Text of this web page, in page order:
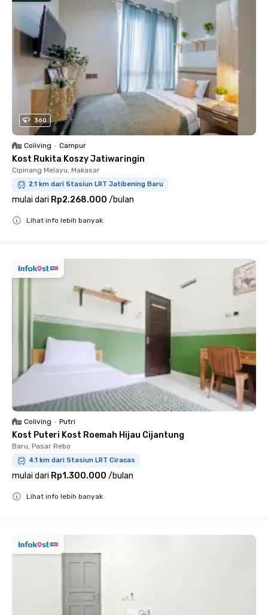
360
Coliving • Campur
Kost Rukita Koszy Jatiwaringin
Cipinang Melayu, Makasar
2.1 km dari Stasiun LRT Jatibening Baru
mulai dari Rp2.268.000 /bulan
Lihat info lebih banyak
Coliving • Putri
Kost Puteri Kost Roemah Hijau Cijantung
Baru, Pasar Rebo
4.1 km dari Stasiun LRT Ciracas
mulai dari Rp1.300.000 /bulan
Lihat info lebih banyak